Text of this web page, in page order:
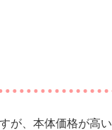
が、本体価格が高